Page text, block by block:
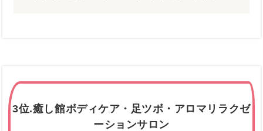
3位.癒し館ボディケア・足ツボ・アロマリラクゼ
ーションサロン